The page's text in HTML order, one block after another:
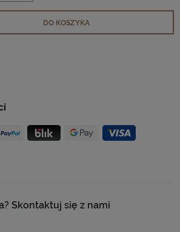
Skontaktuj się z nami
DO KOSZYKA